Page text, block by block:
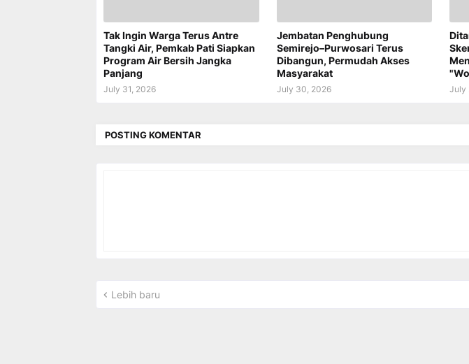
Tak Ingin Warga Terus Antre
Tangki Air, Pemkab Pati Siapkan
Program Air Bersih Jangka
Panjang
July 31, 2026
Jembatan Penghubung
Semirejo–Purwosari Terus
Dibangun, Permudah Akses
Masyarakat
July 30, 2026 July
POSTING KOMENTAR
Lebih baru